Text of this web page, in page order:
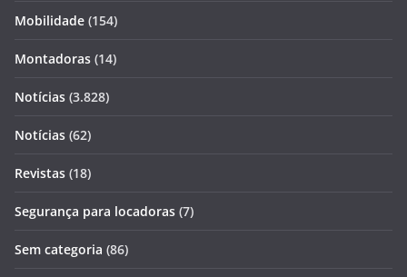
Mobilidade (154)
Montadoras (14)
Notícias (3.828)
Notícias (62)
Revistas (18)
Segurança para locadoras (7)
Sem categoria (86)